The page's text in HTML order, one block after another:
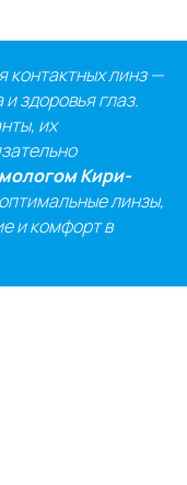
контактных линз —
здоровья глаз.
их
Кири-
линзы,
и комфорт в